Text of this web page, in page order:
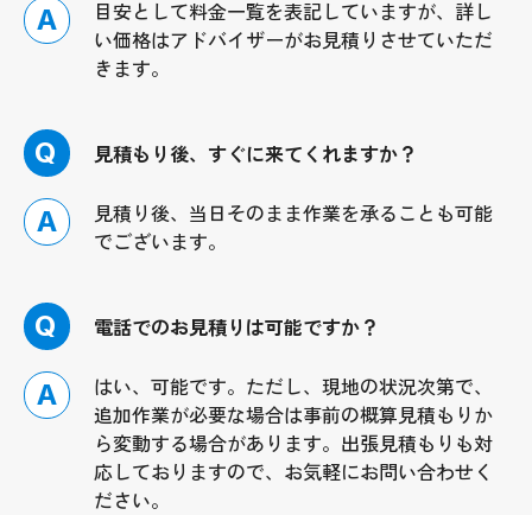
A
目安として料金一覧を表記していますが、詳し
い価格はアドバイザーがお見積りさせていただ
きます。
Q 見積もり後、すぐに来てくれますか？
A
見積り後、当日そのまま作業を承ることも可能
でございます。
Q 電話でのお見積りは可能ですか？
A
はい、可能です。ただし、現地の状況次第で、
追加作業が必要な場合は事前の概算見積もりか
ら変動する場合があります。出張見積もりも対
応しておりますので、お気軽にお問い合わせく
ださい。